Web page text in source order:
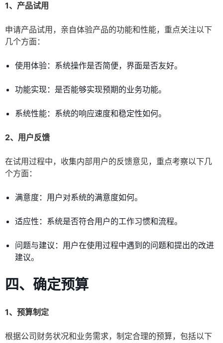
1、产品试用
申请产品试用，亲自体验产品的功能和性能，重点关注以下
几个方面：
使用体验：系统操作是否简便，界面是否友好。
功能实现：是否能够实现预期的业务功能。
系统性能：系统的响应速度和稳定性如何。
2、用户反馈
在试用过程中，收集内部用户的反馈意见，重点考察以下几
个方面：
满意度：用户对系统的满意度如何。
适应性：系统是否符合用户的工作习惯和流程。
问题与建议：用户在使用过程中遇到的问题和提出的改进
建议。
四、确定预算
1、预算制定
根据公司财务状况和业务需求，制定合理的预算，包括以下